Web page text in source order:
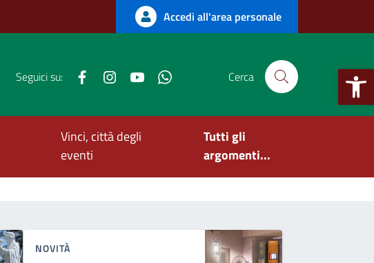
Apri la
Accedi all'area personale
Seguici su: FacebookInstagramYouTube Cerca
Vinci, città degli
eventi
Tutti gli
argomenti...
NOVITÀ